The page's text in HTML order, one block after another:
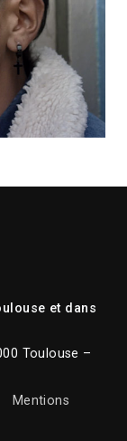
et dans
Toulouse –
Mentions